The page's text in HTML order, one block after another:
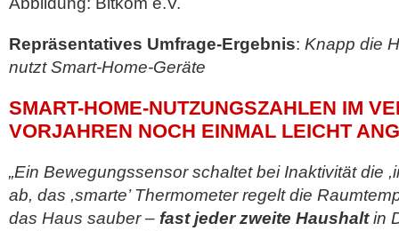
Repräsentatives Umfrage-Ergebnis: Knapp die
nutzt Smart-Home-Geräte
SMART-HOME-NUTZUNGSZAHLEN IM
VORJAHREN NOCH EINMAL LEICHT
„Ein Bewegungssensor schaltet bei Inaktivität die
ab, das ,smarte’ Thermometer regelt die
das Haus sauber – fast jeder zweite Haushaltin